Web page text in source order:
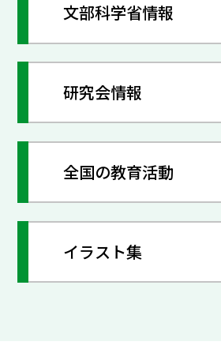
文部科学省情報
研究会情報
全国の教育活動
イラスト集